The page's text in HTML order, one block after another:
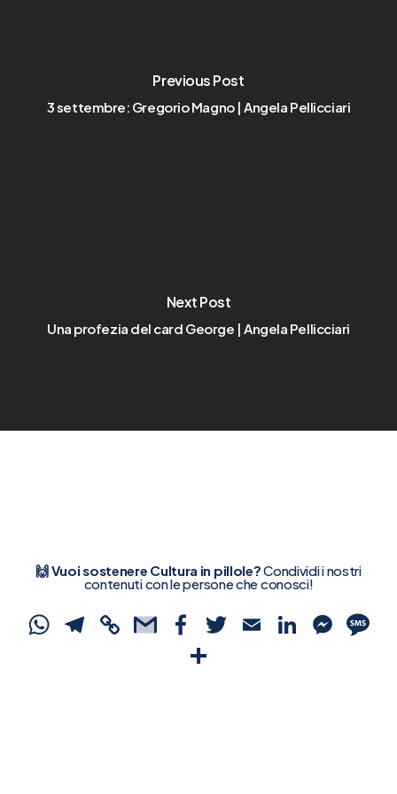
Previous Post
3 settembre: Gregorio Magno | Angela Pellicciari
Next Post
Una profezia del card George | Angela Pellicciari
🙌 Vuoi sostenere Cultura in pillole?Condividi i nostri
contenuti con le persone che conosci!
WhatsApp
Telegram
CopyGmailFacebook
Twitter
Email